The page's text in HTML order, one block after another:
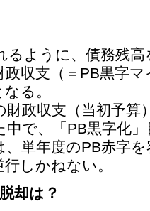
るように、債務残
収支（＝PB黒字
る。
政収支（当初予算
で、「PB黒字化
、単年度のPB赤字
しかねない。
却は？